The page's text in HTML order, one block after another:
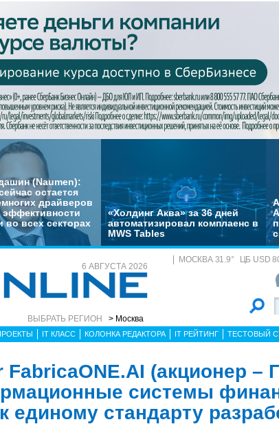
(Naumen):
остается
драйверов
во всех секторах
«Холдинг Аква» за 36 дней
автоматизировал комплаенс в
MWS Tables
6 АВГУСТА 2026
ВЫБРАТЬ РЕГИОН > Москва
МОСКВА 31.9° ЦБ USD
IT КЛАСС КОЛОНКА РЕДАКТОРА IT РЕЙТИНГ ТЕСТОВЫЙ
(акционер –
системы
единому стандарту